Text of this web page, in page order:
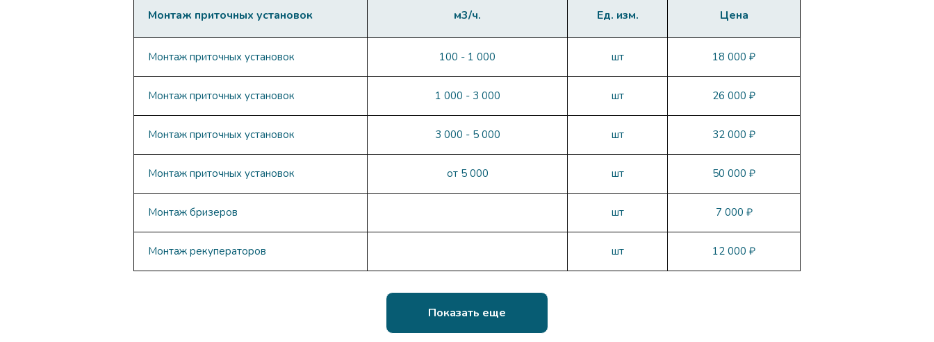
Монтаж приточных установок м3/ч. Ед. изм. Цена
Монтаж приточных установок 100 - 1 000 шт 18 000 ₽
Монтаж приточных установок 1 000 - 3 000 шт 26 000 ₽
Монтаж приточных установок 3 000 - 5 000 шт 32 000 ₽
Монтаж приточных установок от 5 000 шт 50 000 ₽
Монтаж бризеров шт 7 000 ₽
Монтаж рекуператоров шт 12 000 ₽
Показать еще